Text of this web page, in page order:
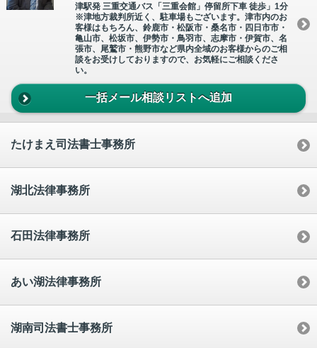
津駅発 三重交通バス「三重会館」停留所下車 徒歩」1分
※津地方裁判所近く、駐車場もございます。津市内のお
客様はもちろん、鈴鹿市・松阪市・桑名市・四日市市・
亀山市、松坂市、伊勢市・鳥羽市、志摩市・伊賀市、名
張市、尾鷲市・熊野市など県内全域のお客様からのご相
談をお受けしておりますので、お気軽にご相談くださ
い。
一括メール相談リストへ追加
たけまえ司法書士事務所
湖北法律事務所
石田法律事務所
あい湖法律事務所
湖南司法書士事務所